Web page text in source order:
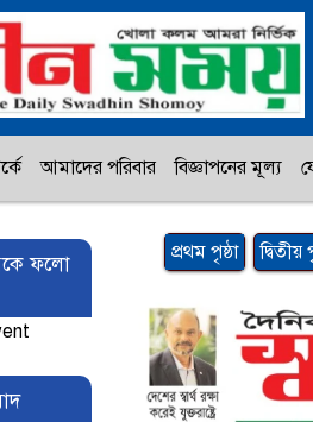
আমাদের পরিবার বিজ্ঞাপনের মূল্য
ফলো
প্রথম পৃষ্ঠা দ্বিতীয়